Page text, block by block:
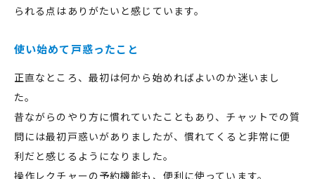
られる点はありがたいと感じています。
使い始めて戸惑ったこと
正直なところ、最初は何から始めればよいのか迷いまし
た。
昔ながらのやり方に慣れていたこともあり、チャットでの質
問には最初戸惑いがありましたが、慣れてくると非常に便
利だと感じるようになりました。
操作レクチャーの予約機能も、便利に使っています。